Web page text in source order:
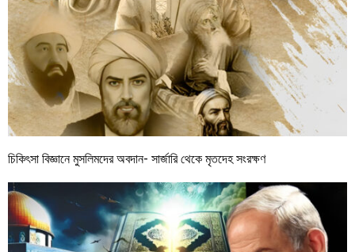
চিকিৎসা বিজ্ঞানে মুসলিমদের অবদান- সার্জারি থেকে মৃতদেহ সংরক্ষণ